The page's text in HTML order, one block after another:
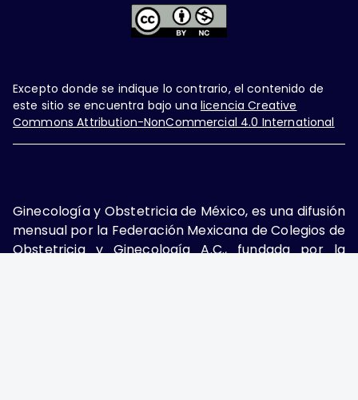
Excepto donde se indique lo contrario, el contenido de
este sitio se encuentra bajo una licencia Creative
Commons Attribution-NonCommercial 4.0 International
Ginecología y Obstetricia de México, es una difusión
mensual por la Federación Mexicana de Colegios de
Obstetricia y Ginecología A.C., fundada por la